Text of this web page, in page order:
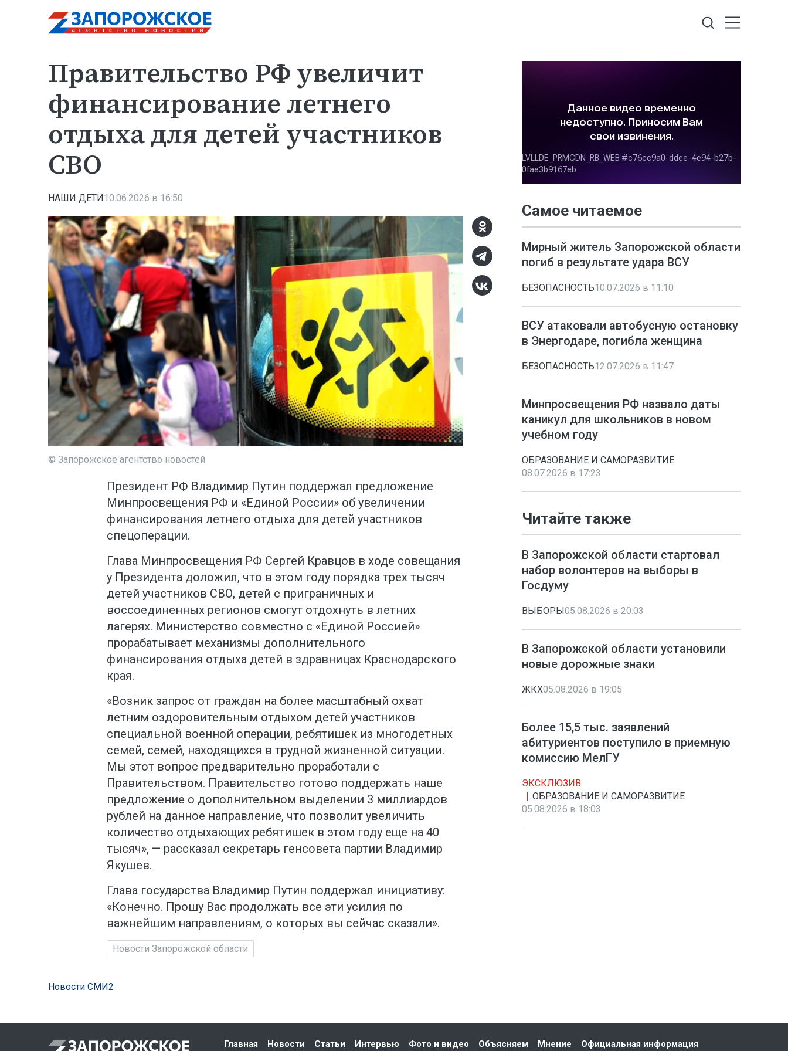
Правительство РФ увеличит
финансирование летнего
отдыха для детей участников
СВО
НАШИ ДЕТИ10.06.2026 в 16:50
© Запорожское агентство новостей
Президент РФ Владимир Путин поддержал предложение
Минпросвещения РФ и «Единой России» об увеличении
финансирования летнего отдыха для детей участников
спецоперации.
Глава Минпросвещения РФ Сергей Кравцов в ходе совещания
у Президента доложил, что в этом году порядка трех тысяч
детей участников СВО, детей с приграничных и
воссоединенных регионов смогут отдохнуть в летних
лагерях. Министерство совместно с «Единой Россией»
прорабатывает механизмы дополнительного
финансирования отдыха детей в здравницах Краснодарского
края.
«Возник запрос от граждан на более масштабный охват
летним оздоровительным отдыхом детей участников
специальной военной операции, ребятишек из многодетных
семей, семей, находящихся в трудной жизненной ситуации.
Мы этот вопрос предварительно проработали с
Правительством. Правительство готово поддержать наше
предложение о дополнительном выделении 3 миллиардов
рублей на данное направление, что позволит увеличить
количество отдыхающих ребятишек в этом году еще на 40
тысяч», — рассказал секретарь генсовета партии Владимир
Якушев.
Глава государства Владимир Путин поддержал инициативу:
«Конечно. Прошу Вас продолжать все эти усилия по
важнейшим направлениям, о которых вы сейчас сказали».
Новости Запорожской области
Самое читаемое
Мирный житель Запорожской области
погиб в результате удара ВСУ
БЕЗОПАСНОСТЬ10.07.2026 в 11:10
ВСУ атаковали автобусную остановку
в Энергодаре, погибла женщина
БЕЗОПАСНОСТЬ12.07.2026 в 11:47
Минпросвещения РФ назвало даты
каникул для школьников в новом
учебном году
ОБРАЗОВАНИЕ И САМОРАЗВИТИЕ
08.07.2026 в 17:23
Читайте также
В Запорожской области стартовал
набор волонтеров на выборы в
Госдуму
ВЫБОРЫ 05.08.2026 в 20:03
В Запорожской области установили
новые дорожные знаки
ЖКХ05.08.2026 в 19:05
Более 15,5 тыс. заявлений
абитуриентов поступило в приемную
комиссию МелГУ
ЭКСКЛЮЗИВ
ОБРАЗОВАНИЕ И САМОРАЗВИТИЕ
05.08.2026 в 18:03
Новости СМИ2
Главная Новости Статьи Интервью Фото и видео Объясняем Мнение Официальная информация